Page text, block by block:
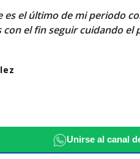
es el último de mi periodo
el fin seguir cuidando
Unirse al canal